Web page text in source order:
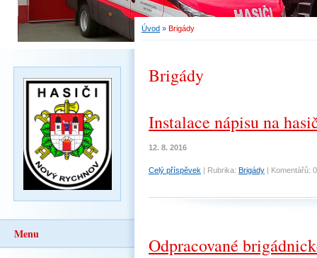
Úvod » Brigády
Brigády
Instalace nápisu na
12. 8. 2016
Celý příspěvek | Rubrika: Brigády | Komentářů: 0
Odpracované
Menu